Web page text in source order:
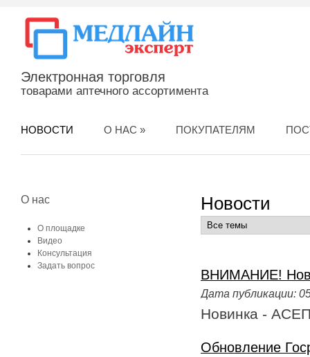
Электронная торговля
товарами аптечного ассортимента
НОВОСТИ О НАС » ПОКУПАТЕЛЯМ
О нас
О площадке
Видео
Консультация
Задать вопрос
Новости
ВНИМАНИЕ!
Дата публикации:
Новинка -
Обновление